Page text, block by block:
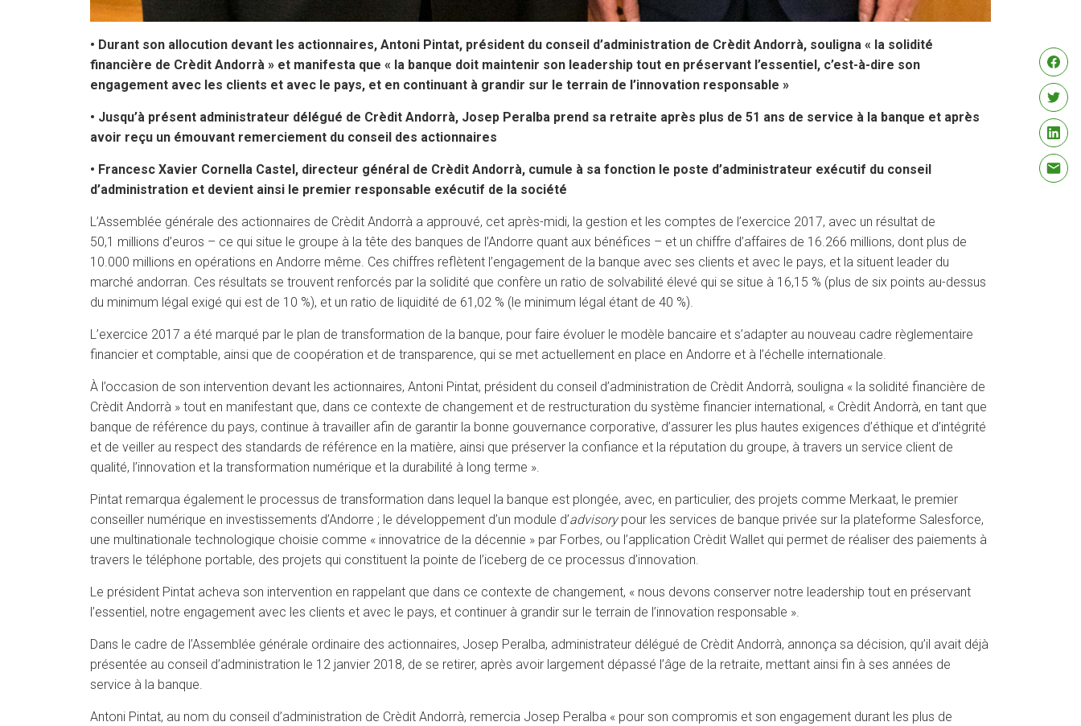
• Durant son allocution devant les actionnaires, Antoni Pintat, président du conseil d’administration de Crèdit Andorrà, souligna « la solidité
financière de Crèdit Andorrà » et manifesta que « la banque doit maintenir son leadership tout en préservant l’essentiel, c’est-à-dire son
engagement avec les clients et avec le pays, et en continuant à grandir sur le terrain de l’innovation responsable »
• Jusqu’à présent administrateur délégué de Crèdit Andorrà, Josep Peralba prend sa retraite après plus de 51 ans de service à la banque et après
avoir reçu un émouvant remerciement du conseil des actionnaires
• Francesc Xavier Cornella Castel, directeur général de Crèdit Andorrà, cumule à sa fonction le poste d’administrateur exécutif du conseil
d’administration et devient ainsi le premier responsable exécutif de la société
L’Assemblée générale des actionnaires de Crèdit Andorrà a approuvé, cet après-midi, la gestion et les comptes de l’exercice 2017, avec un résultat de
50,1 millions d’euros – ce qui situe le groupe à la tête des banques de l’Andorre quant aux bénéfices – et un chiffre d’affaires de 16.266 millions, dont plus de
10.000 millions en opérations en Andorre même. Ces chiffres reflètent l’engagement de la banque avec ses clients et avec le pays, et la situent leader du
marché andorran. Ces résultats se trouvent renforcés par la solidité que confère un ratio de solvabilité élevé qui se situe à 16,15 % (plus de six points au-dessus
du minimum légal exigé qui est de 10 %), et un ratio de liquidité de 61,02 % (le minimum légal étant de 40 %).
L’exercice 2017 a été marqué par le plan de transformation de la banque, pour faire évoluer le modèle bancaire et s’adapter au nouveau cadre règlementaire
financier et comptable, ainsi que de coopération et de transparence, qui se met actuellement en place en Andorre et à l’échelle internationale.
À l’occasion de son intervention devant les actionnaires, Antoni Pintat, président du conseil d’administration de Crèdit Andorrà, souligna « la solidité financière de
Crèdit Andorrà » tout en manifestant que, dans ce contexte de changement et de restructuration du système financier international, « Crèdit Andorrà, en tant que
banque de référence du pays, continue à travailler afin de garantir la bonne gouvernance corporative, d’assurer les plus hautes exigences d’éthique et d’intégrité
et de veiller au respect des standards de référence en la matière, ainsi que préserver la confiance et la réputation du groupe, à travers un service client de
qualité, l’innovation et la transformation numérique et la durabilité à long terme ».
Pintat remarqua également le processus de transformation dans lequel la banque est plongée, avec, en particulier, des projets comme Merkaat, le premier
conseiller numérique en investissements d’Andorre ; le développement d’un module d’advisorypour les services de banque privée sur la plateforme Salesforce,
une multinationale technologique choisie comme « innovatrice de la décennie » par Forbes, ou l’application Crèdit Wallet qui permet de réaliser des paiements à
travers le téléphone portable, des projets qui constituent la pointe de l’iceberg de ce processus d’innovation.
Le président Pintat acheva son intervention en rappelant que dans ce contexte de changement, « nous devons conserver notre leadership tout en préservant
l’essentiel, notre engagement avec les clients et avec le pays, et continuer à grandir sur le terrain de l’innovation responsable ».
Dans le cadre de l’Assemblée générale ordinaire des actionnaires, Josep Peralba, administrateur délégué de Crèdit Andorrà, annonça sa décision, qu’il avait déjà
présentée au conseil d’administration le 12 janvier 2018, de se retirer, après avoir largement dépassé l’âge de la retraite, mettant ainsi fin à ses années de
service à la banque.
Antoni Pintat, au nom du conseil d’administration de Crèdit Andorrà, remercia Josep Peralba « pour son compromis et son engagement durant les plus de